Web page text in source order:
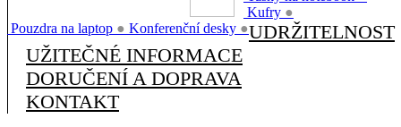
Kufry ●
Pouzdra na laptop ● Konferenční desky ●UDRŽITELNOST
UŽITEČNÉ INFORMACE
DORUČENÍ A DOPRAVA
KONTAKT